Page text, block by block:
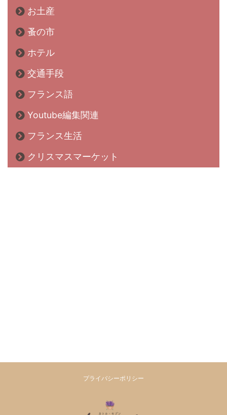
お土産
蚤の市
ホテル
交通手段
フランス語
Youtube編集関連
フランス生活
クリスマスマーケット
プライバシーポリシー